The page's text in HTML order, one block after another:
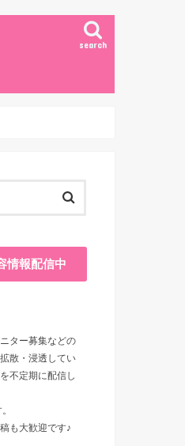
search
情報配信中
ター募集などの
散・浸透してい
不定期に配信し
も大歓迎です♪